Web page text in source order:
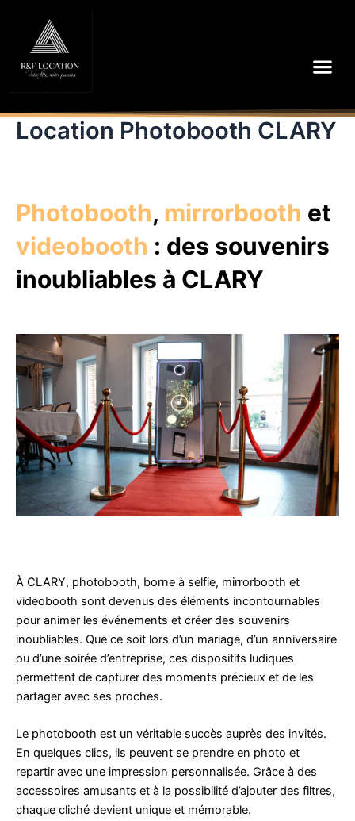
contenu
Location Photobooth CLARY
Photobooth, mirrorbooth et
videobooth : des souvenirs
inoubliables à CLARY
À CLARY, photobooth, borne à selfie, mirrorbooth et
videobooth sont devenus des éléments incontournables
pour animer les événements et créer des souvenirs
inoubliables. Que ce soit lors d’un mariage, d’un anniversaire
ou d’une soirée d’entreprise, ces dispositifs ludiques
permettent de capturer des moments précieux et de les
partager avec ses proches.
Le photobooth est un véritable succès auprès des invités.
En quelques clics, ils peuvent se prendre en photo et
repartir avec une impression personnalisée. Grâce à des
accessoires amusants et à la possibilité d’ajouter des filtres,
chaque cliché devient unique et mémorable.